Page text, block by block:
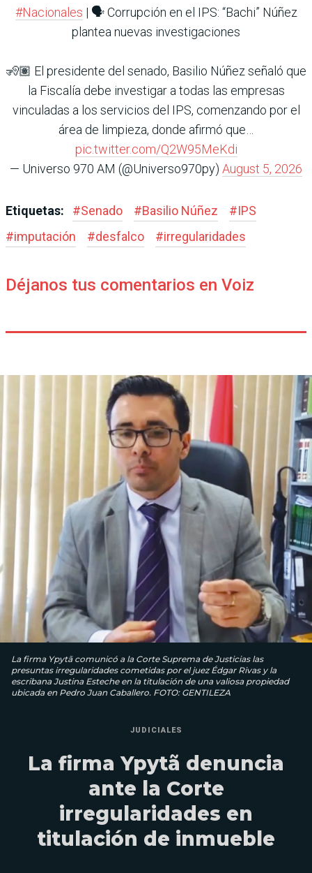
#Nacionales | 🗣️ Corrupción en el IPS: “Bachi” Núñez
plantea nuevas investigaciones
🧏🏽 El presidente del senado, Basilio Núñez señaló que
la Fiscalía debe investigar a todas las empresas
vinculadas a los servicios del IPS, comenzando por el
área de limpieza, donde afirmó que…
pic.twitter.com/Q2W95MeKdi
— Universo 970 AM (@Universo970py) August 5, 2026
Etiquetas: #Senado #Basilio Núñez #IPS
#imputación #desfalco #irregularidades
Déjanos tus comentarios en Voiz
La firma Ypytã comunicó a la Corte Suprema de Justicias las
presuntas irregularidades cometidas por el juez Édgar Rivas y la
escribana Justina Esteche en la titulación de una valiosa propiedad
ubicada en Pedro Juan Caballero. FOTO: GENTILEZA
JUDICIALES
La firma Ypytã denuncia
ante la Corte
irregularidades en
titulación de inmueble